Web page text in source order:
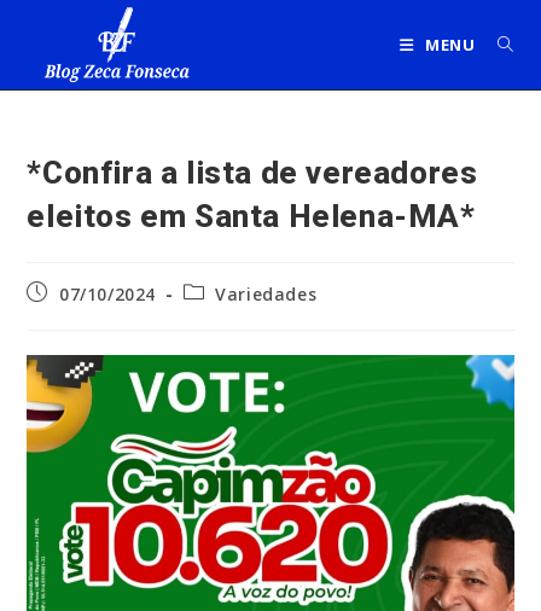
MENU
*Confira a lista de vereadores
eleitos em Santa Helena-MA*
Post07/10/2024
Categoria
Variedades